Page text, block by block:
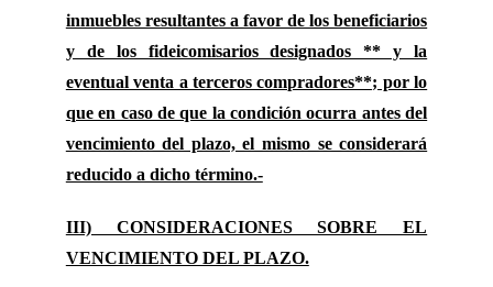
inmuebles resultantes a favor de los beneficiarios
y de los fideicomisarios designados ** y la
eventual venta a terceros compradores**; por lo
que en caso de que la condición ocurra antes del
vencimiento del plazo, el mismo se considerará
reducido a dicho término.-
III) CONSIDERACIONES SOBRE EL
VENCIMIENTO DEL PLAZO.